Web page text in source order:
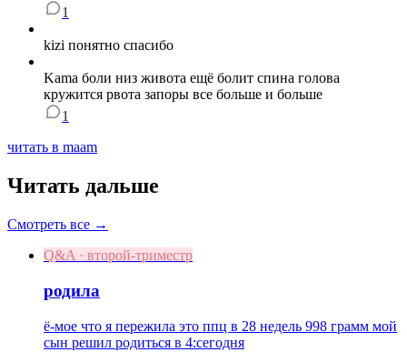
1
kizi понятно спасибо
Kama боли низ живота ещё болит спина голова
кружится рвота запоры все больше и больше
1
читать в maam
Читать дальше
Смотреть все →
Q&A · второй-триместр
родила
ё-мое что я пережила это ппц в 28 недель 998 грамм мой
сын решил родиться в 4:сегодня